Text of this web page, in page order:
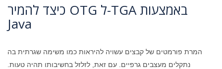
כיצד להמיר OTG ל-TGA באמצעות
Java
המרת פורמטים של קבצים עשויה להיראות כמו משימה שגרתית בה
נתקלים מעצבים גרפיים. עם זאת, לזלזל בחשיבותו תהיה טעות.